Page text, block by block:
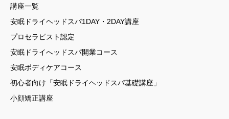
講座一覧
安眠ドライヘッドスパ1DAY・2DAY講座
プロセラピスト認定
安眠ドライへッドスパ開業コース
安眠ボディケアコース
初心者向け「安眠ドライヘッドスパ基礎講座」
小顔矯正講座